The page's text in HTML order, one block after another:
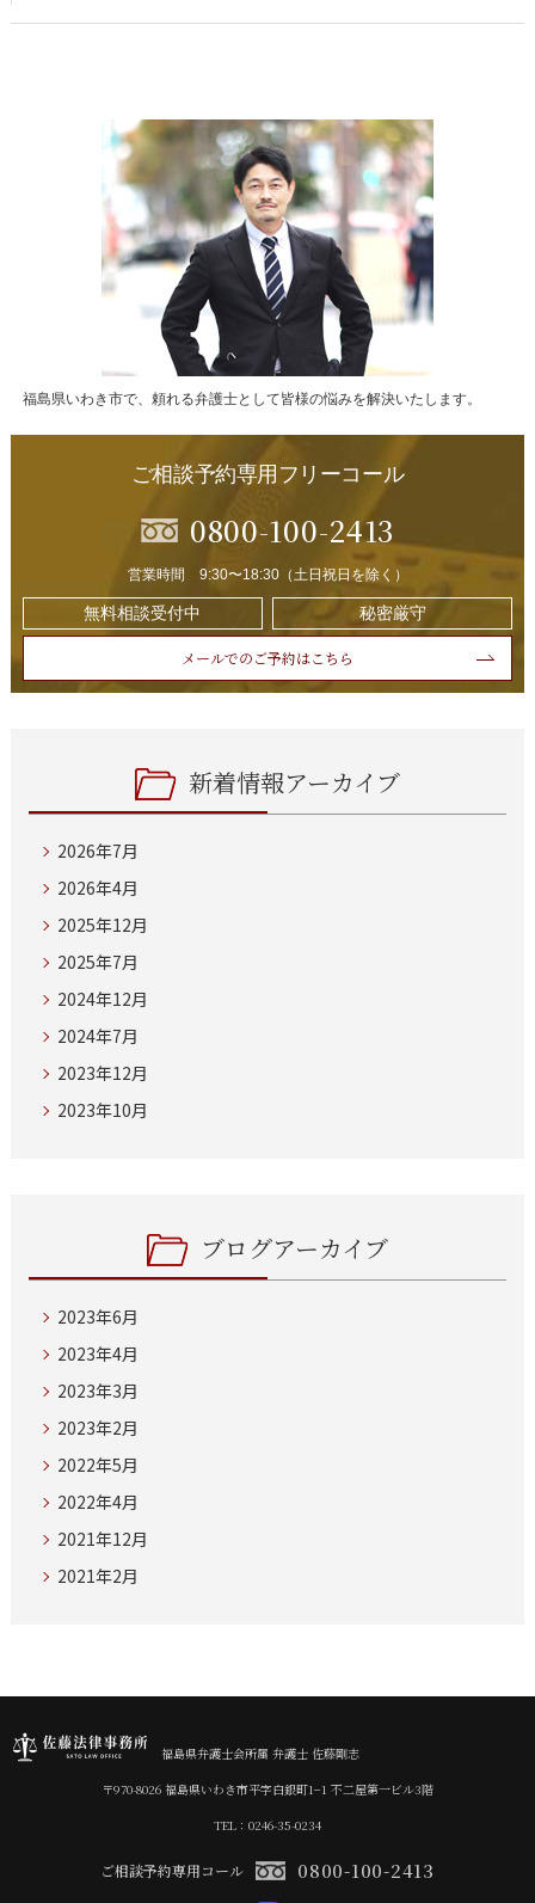
福島県いわき市で、頼れる弁護士として皆様の悩みを解決いたします。
ご相談予約専用フリーコール
0800-100-2413
営業時間 9:30〜18:30（土日祝日を除く）
無料相談受付中 秘密厳守
メールでのご予約はこちら
新着情報アーカイブ
2026年7月
2026年4月
2025年12月
2025年7月
2024年12月
2024年7月
2023年12月
2023年10月
ブログアーカイブ
2023年6月
2023年4月
2023年3月
2023年2月
2022年5月
2022年4月
2021年12月
2021年2月
福島県弁護士会所属 弁護士 佐藤剛志
〒970-8026 福島県いわき市平字白銀町1−1 不二屋第一ビル3階
TEL：0246-35-0234
ご相談予約専用コール 0800-100-2413